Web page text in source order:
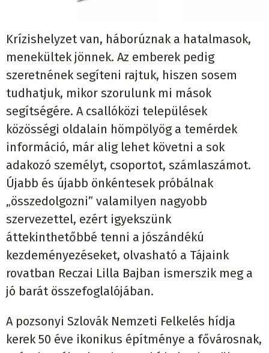
Krízishelyzet van, háborúznak a hatalmasok,
menekültek jönnek. Az emberek pedig
szeretnének segíteni rajtuk, hiszen sosem
tudhatjuk, mikor szorulunk mi mások
segítségére. A csallóközi települések
közösségi oldalain hömpölyög a temérdek
információ, már alig lehet követni a sok
adakozó személyt, csoportot, számlaszámot.
Újabb és újabb önkéntesek próbálnak
„összedolgozni” valamilyen nagyobb
szervezettel, ezért igyekszünk
áttekinthetőbbé tenni a jószándékú
kezdeményezéseket, olvasható a Tájaink
rovatban Reczai Lilla Bajban ismerszik meg a
jó barát összefoglalójában.
A pozsonyi Szlovák Nemzeti Felkelés hídja
kerek 50 éve ikonikus építménye a fővárosnak,